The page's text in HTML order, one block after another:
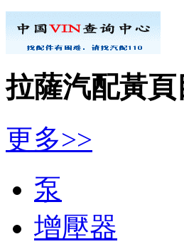
拉薩汽配黃頁
更多>>
泵
增壓器